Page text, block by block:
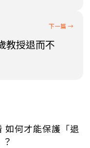
教授退而不
如何才能保護「退